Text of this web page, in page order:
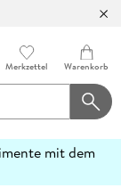
Merkzettel Warenkorb
mit dem